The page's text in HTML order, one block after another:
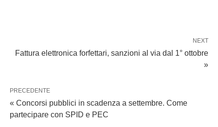
NEXT
Fattura elettronica forfettari, sanzioni al via dal 1° ottobre
»
PRECEDENTE
« Concorsi pubblici in scadenza a settembre. Come
partecipare con SPID e PEC